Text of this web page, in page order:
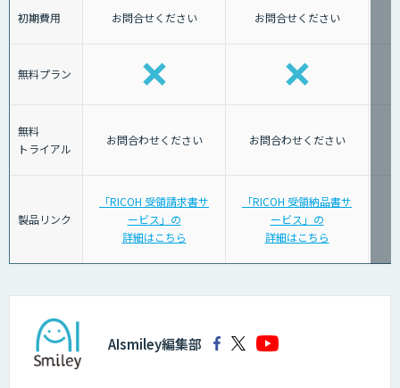
初期費用 お問合せください お問合せください
無料プラン
無料
トライアル
お問合わせください お問合わせください
製品リンク
「RICOH 受領請求書サ
ービス」の
詳細はこちら
「RICOH 受領納品書サ
ービス」の
詳細はこちら
AIsmiley編集部